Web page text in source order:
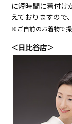
に短時間に着付け
えておりますので
※ご自前のお着物で撮
＜日比谷店＞